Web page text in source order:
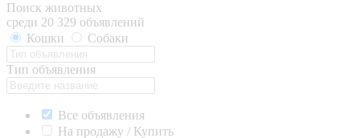
Поиск животных
среди 20 329 объявлений
Кошки
Собаки
Тип объявления
Все объявления
На продажу / Купить